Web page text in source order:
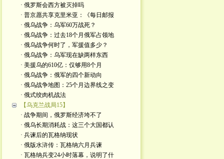
· 俄罗斯会西方被灭掉吗
· 普京愿共享克里米亚：《每日邮报
· 俄乌战争：乌军60万战死？
· 俄乌战争：过去18个月俄军占领地
· 俄乌战争何时了，军援值多少？
· 俄乌战争：乌军现在缺两样东西
· 美援乌的610亿：仅够用8个月
· 俄乌战争：俄军的四个新动向
· 俄乌战争地图：25个月边界线之变
· 俄式绞肉机战法
【乌克兰战局15】
· 战争期间，俄罗斯经济垮不了
· 俄乌长期消耗战：这三个大国都认
· 兵谏后的瓦格纳现状
· 俄版水浒传：瓦格纳六月兵谏
· 瓦格纳兵变24小时落幕，说明了什